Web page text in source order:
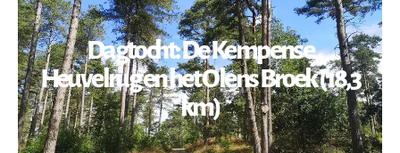
Dagtocht: De Kempense
Heuvelrug en het Olens Broek (18,3
km)